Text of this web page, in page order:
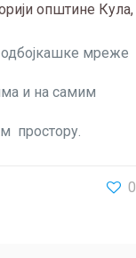
општине Кула,
мреже
и на самим
простору.
0